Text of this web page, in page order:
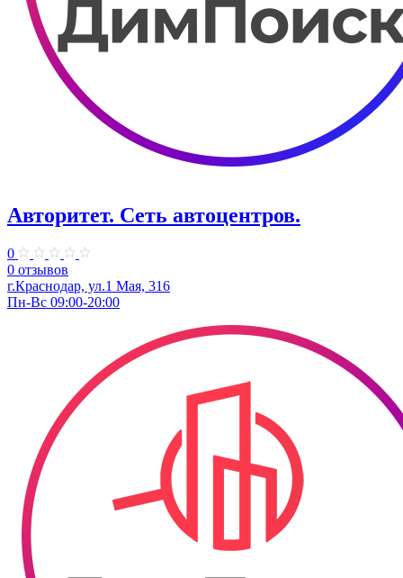
Авторитет. ​Сеть автоцентров.
0
0 отзывов
г.Краснодар, ул.​1 Мая, 316
Пн-Вс 09:00-20:00